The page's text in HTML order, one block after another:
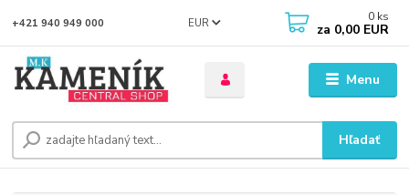
Menu
EUR
Hľadať
+421 940 949 000 0 ks
za 0,00 EUR